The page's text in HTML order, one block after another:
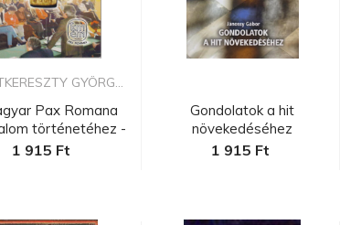
GYÖRG...
Pax Romana
történetéhez -
szeme...
1 915 Ft
Gondolatok a hit
növekedéséhez
1 915 Ft